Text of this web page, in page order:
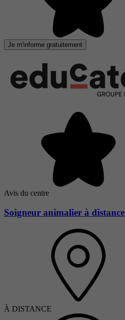
Je m'informe gratuitement
Avis du centre
Soigneur animalier à distance
À DISTANCE